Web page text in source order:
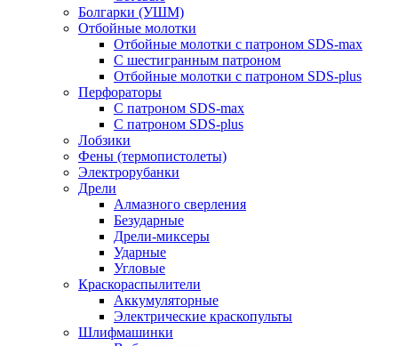
Болгарки (УШМ)
Отбойные молотки
Отбойные молотки с патроном SDS-max
С шестигранным патроном
Отбойные молотки с патроном SDS-plus
Перфораторы
С патроном SDS-max
С патроном SDS-plus
Лобзики
Фены (термопистолеты)
Электрорубанки
Дрели
Алмазного сверления
Безударные
Дрели-миксеры
Ударные
Угловые
Краскораспылители
Аккумуляторные
Электрические краскопульты
Шлифмашинки